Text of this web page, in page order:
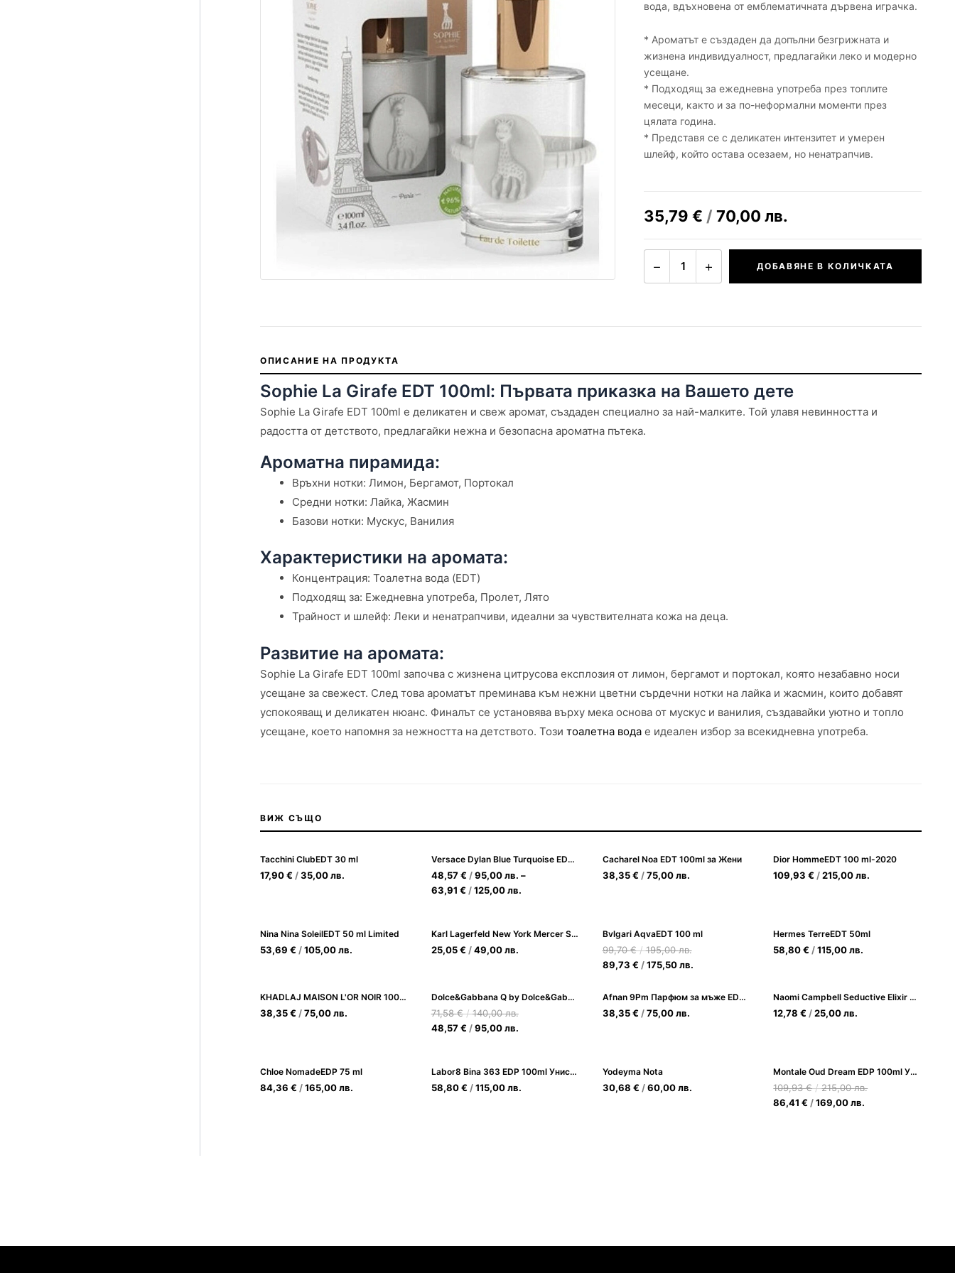
вода, вдъхновена от емблематичната дървена играчка.
* Ароматът е създаден да допълни безгрижната и
жизнена индивидуалност, предлагайки леко и модерно
усещане.
* Подходящ за ежедневна употреба през топлите
месеци, както и за по-неформални моменти през
цялата година.
* Представя се с деликатен интензитет и умерен
шлейф, който остава осезаем, но ненатрапчив.
35,79 € / 70,00 лв.
− 1 + ДОБАВЯНЕ В КОЛИЧКАТА
ОПИСАНИЕ НА ПРОДУКТА
Sophie La Girafe EDT 100ml: Първата приказка на Вашето дете
Sophie La Girafe EDT 100ml е деликатен и свеж аромат, създаден специално за най-малките. Той улавя невинността и
радостта от детството, предлагайки нежна и безопасна ароматна пътека.
Ароматна пирамида:
Връхни нотки: Лимон, Бергамот, Портокал
Средни нотки: Лайка, Жасмин
Базови нотки: Мускус, Ванилия
Характеристики на аромата:
Концентрация: Тоалетна вода (EDT)
Подходящ за: Ежедневна употреба, Пролет, Лято
Трайност и шлейф: Леки и ненатрапчиви, идеални за чувствителната кожа на деца.
Развитие на аромата:
Sophie La Girafe EDT 100ml започва с жизнена цитрусова експлозия от лимон, бергамот и портокал, която незабавно носи
усещане за свежест. След това ароматът преминава към нежни цветни сърдечни нотки на лайка и жасмин, които добавят
успокояващ и деликатен нюанс. Финалът се установява върху мека основа от мускус и ванилия, създавайки уютно и топло
усещане, което напомня за нежността на детството. Този тоалетна вода е идеален избор за всекидневна употреба.
ВИЖ СЪЩО
Tacchini ClubEDT 30 ml
17,90€ /35,00лв.
Versace Dylan Blue Turquoise EDT Тоалетна вода за Жени
48,57€ /95,00лв. –
63,91 € /125,00лв.
Cacharel Noa EDT 100ml за Жени
38,35€ /75,00лв.
Dior HommeEDT 100 ml-2020
109,93€ /215,00лв.
Nina Nina SoleilEDT 50 ml Limited
53,69 € /105,00лв.
Karl Lagerfeld New York Mercer Street EDT Тоалетна вода за Мъже
25,05€ /49,00лв.
Bvlgari AqvaEDT 100 ml
99,70€/195,00лв.
89,73 € /175,50лв.
Hermes TerreEDT 50ml
58,80€ /115,00лв.
KHADLAJ MAISON L'OR NOIR 100ML
38,35€ /75,00лв.
Dolce&Gabbana Q by Dolce&Gabbana EDP 50ml за Жени
71,58€/140,00лв.
48,57€ /95,00лв.
Afnan 9Pm Парфюм за мъже EDP 100ml
38,35€ /75,00лв.
Naomi Campbell Seductive Elixir EDT 15ml за Жени
12,78€ /25,00лв.
Chloe NomadeEDP 75 ml
84,36 € /165,00лв.
Labor8 Bina 363 EDP 100ml Унисекс
58,80€ /115,00лв.
Yodeyma Nota
30,68 € /60,00лв.
Montale Oud Dream EDP 100ml Унисекс
109,93€/215,00лв.
86,41€ /169,00лв.